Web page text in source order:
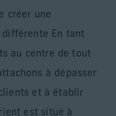
créer une
En tant
au centre de tout
à dépasser
et à établir
est situé à